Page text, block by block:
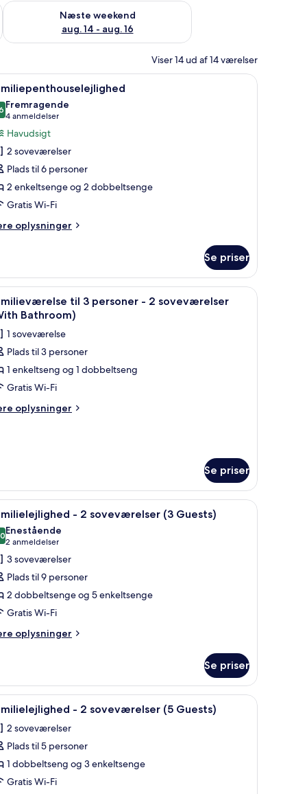
aug. 7 - aug. 9
Næste weekend
aug. 14 - aug. 16
Tjek tilgængelighed for næste weekend aug. 14 - aug. 16
Viser 14 ud af 14 værelser
og udsigt ud Et hotelværelse med to senge, et fjernsyn,
12
ud af 10
Fremragende
4 anmeldelser
(4
anmeldelser)
Havudsigt
2 soveværelser
Plads til 6 personer
2 enkeltsenge og 2 dobbeltsenge
Gratis Wi-Fi
oplysninger
Se priser
billede, et natbord, en lampe og udsigt fra vinduet.Et soveværelse med seng, skrivebord, stol,
5
til 3 personer - 2 soveværelser
Bathroom)
1 soveværelse
Plads til 3 personer
1 enkeltseng og 1 dobbeltseng
Gratis Wi-Fi
oplysninger
Se priser
En pænt redt seng med madrasbeskytter,
5 - 2 soveværelser (3 Guests)
ud af 10
Enestående
2 anmeldelser
(2
anmeldelser)
3 soveværelser
Plads til 9 personer
2 dobbeltsenge og 5 enkeltsenge
Gratis Wi-Fi
oplysninger
Se priser
Et hotelværelse med seng, skrivebord, stol
4 - 2 soveværelser (5 Guests)
2 soveværelser
Plads til 5 personer
1 dobbeltseng og 3 enkeltsenge
Gratis Wi-Fi